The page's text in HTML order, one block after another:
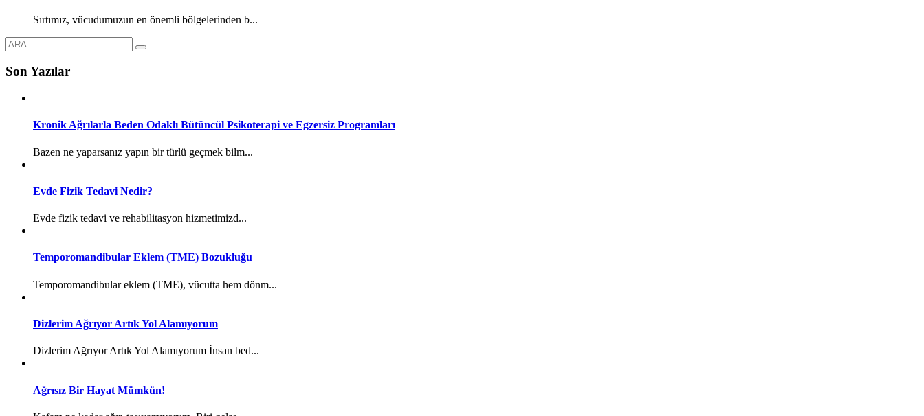
Sırtımız, vücudumuzun en önemli bölgelerinden b...
Son Yazılar
Kronik Ağrılarla Beden Odaklı Bütüncül Psikoterapi ve Egzersiz Programları
Bazen ne yaparsanız yapın bir türlü geçmek bilm...
Evde Fizik Tedavi Nedir?
Evde fizik tedavi ve rehabilitasyon hizmetimizd...
Temporomandibular Eklem (TME) Bozukluğu
Temporomandibular eklem (TME), vücutta hem dönm...
Dizlerim Ağrıyor Artık Yol Alamıyorum
Dizlerim Ağrıyor Artık Yol Alamıyorum İnsan bed...
Ağrısız Bir Hayat Mümkün!